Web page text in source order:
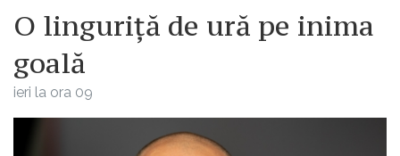
O linguriță de ură pe inima
goală
ieri la ora 09